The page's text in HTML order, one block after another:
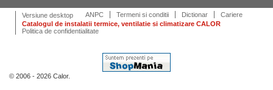
Versiune desktop ANPC Termeni si conditii Dictionar
Cariere
Catalogul de instalatii termice, ventilatie si climatizare CALOR
Politica de confidentialitate
© 2006 - 2026 Calor.